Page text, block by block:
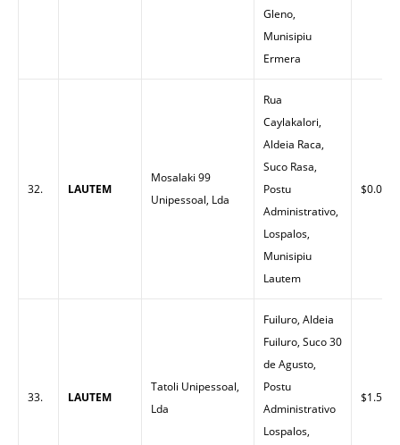
Gleno,
Munisipiu
Ermera
32. LAUTEM
Mosalaki 99
Unipessoal, Lda
Rua
Caylakalori,
Aldeia Raca,
Suco Rasa,
Postu
Administrativo,
Lospalos,
Munisipiu
Lautem
$0.00
33. LAUTEM
Tatoli Unipessoal,
Lda
Fuiluro, Aldeia
Fuiluro, Suco 30
de Agusto,
Postu
Administrativo
Lospalos,
$1.50